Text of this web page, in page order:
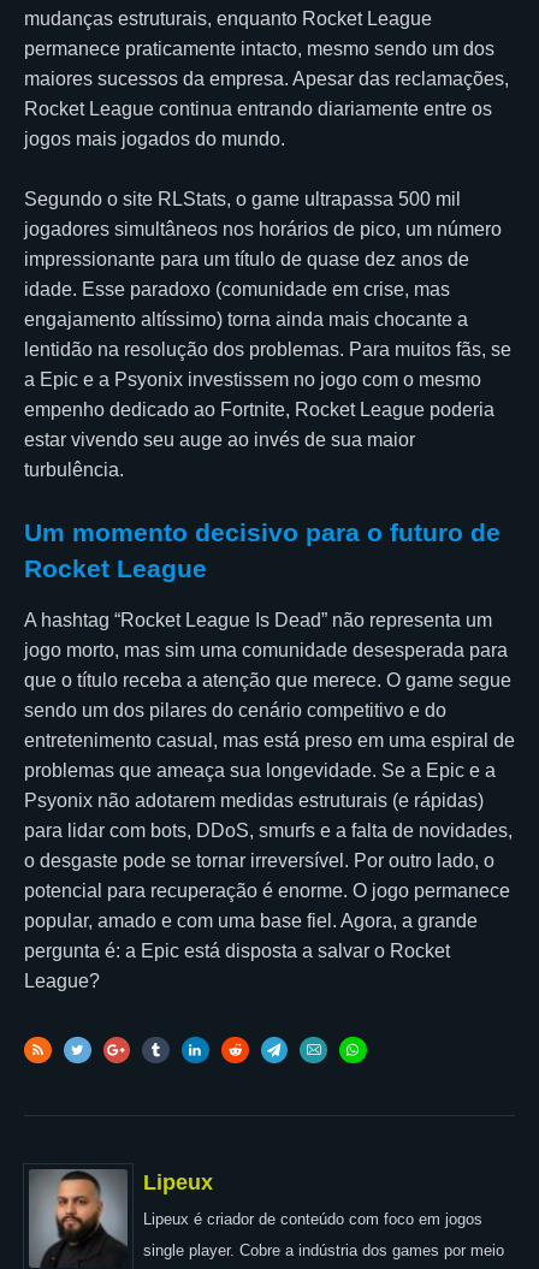
mudanças estruturais, enquanto Rocket League
permanece praticamente intacto, mesmo sendo um dos
maiores sucessos da empresa. Apesar das reclamações,
Rocket League continua entrando diariamente entre os
jogos mais jogados do mundo.
Segundo o site RLStats, o game ultrapassa 500 mil
jogadores simultâneos nos horários de pico, um número
impressionante para um título de quase dez anos de
idade. Esse paradoxo (comunidade em crise, mas
engajamento altíssimo) torna ainda mais chocante a
lentidão na resolução dos problemas. Para muitos fãs, se
a Epic e a Psyonix investissem no jogo com o mesmo
empenho dedicado ao Fortnite, Rocket League poderia
estar vivendo seu auge ao invés de sua maior
turbulência.
Um momento decisivo para o futuro de
Rocket League
A hashtag “Rocket League Is Dead” não representa um
jogo morto, mas sim uma comunidade desesperada para
que o título receba a atenção que merece. O game segue
sendo um dos pilares do cenário competitivo e do
entretenimento casual, mas está preso em uma espiral de
problemas que ameaça sua longevidade. Se a Epic e a
Psyonix não adotarem medidas estruturais (e rápidas)
para lidar com bots, DDoS, smurfs e a falta de novidades,
o desgaste pode se tornar irreversível. Por outro lado, o
potencial para recuperação é enorme. O jogo permanece
popular, amado e com uma base fiel. Agora, a grande
pergunta é: a Epic está disposta a salvar o Rocket
League?
Lipeux
Lipeux é criador de conteúdo com foco em jogos
single player. Cobre a indústria dos games por meio